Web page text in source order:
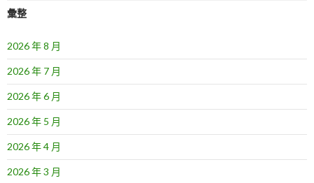
彙整
2026 年 8 月
2026 年 7 月
2026 年 6 月
2026 年 5 月
2026 年 4 月
2026 年 3 月